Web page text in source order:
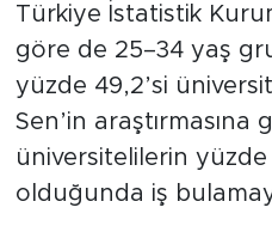
Türkiye İstatistik
göre de 25–34 yaş
yüzde 49,2’si
Sen’in araştırmasına
üniversitelilerin yüzde
olduğunda iş